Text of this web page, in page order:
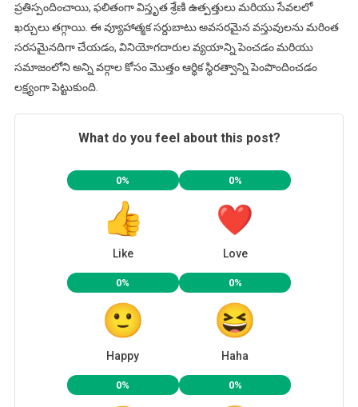
ప్రతిస్పందించాయి, ఫలితంగా విస్తృత శ్రేణి ఉత్పత్తులు మరియు సేవలలో
ఖర్చులు తగ్గాయి. ఈ వ్యూహాత్మక సర్దుబాటు అవసరమైన వస్తువులను మరింత
సరసమైనదిగా చేయడం, వినియోగదారుల వ్యయాన్ని పెంచడం మరియు
సమాజంలోని అన్ని వర్గాల కోసం మొత్తం ఆర్థిక స్థిరత్వాన్ని పెంపొందించడం
లక్ష్యంగా పెట్టుకుంది.
What do you feel about this post?
0%
Like
0%
Love
0%
Happy
0%
Haha
0% 0%